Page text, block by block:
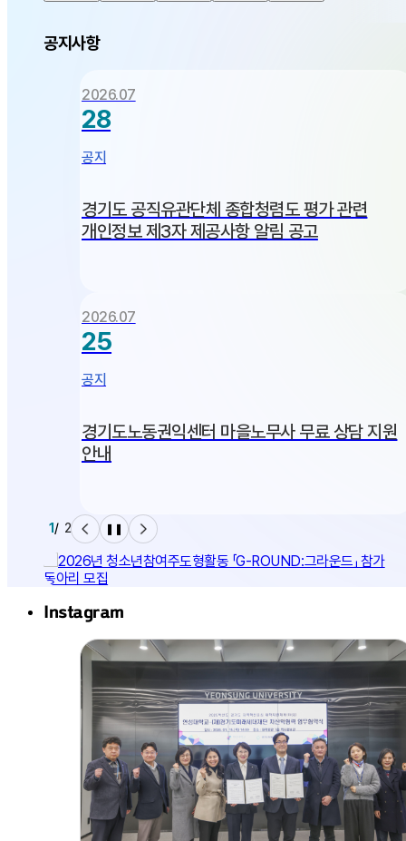
공지사항
2026.07
28
공지
경기도 공직유관단체 종합청렴도 평가 관련
개인정보 제3자 제공사항 알림 공고
2026.07
25
공지
경기도노동권익센터 마을노무사 무료 상담 지원
안내
+
2/ 2
Instagram